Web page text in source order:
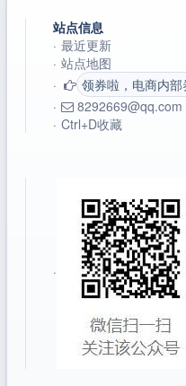
站点信息
· 最近更新
· 站点地图
·
领券啦，电商内部
·
8292669@qq.com
· Ctrl+D收藏
·